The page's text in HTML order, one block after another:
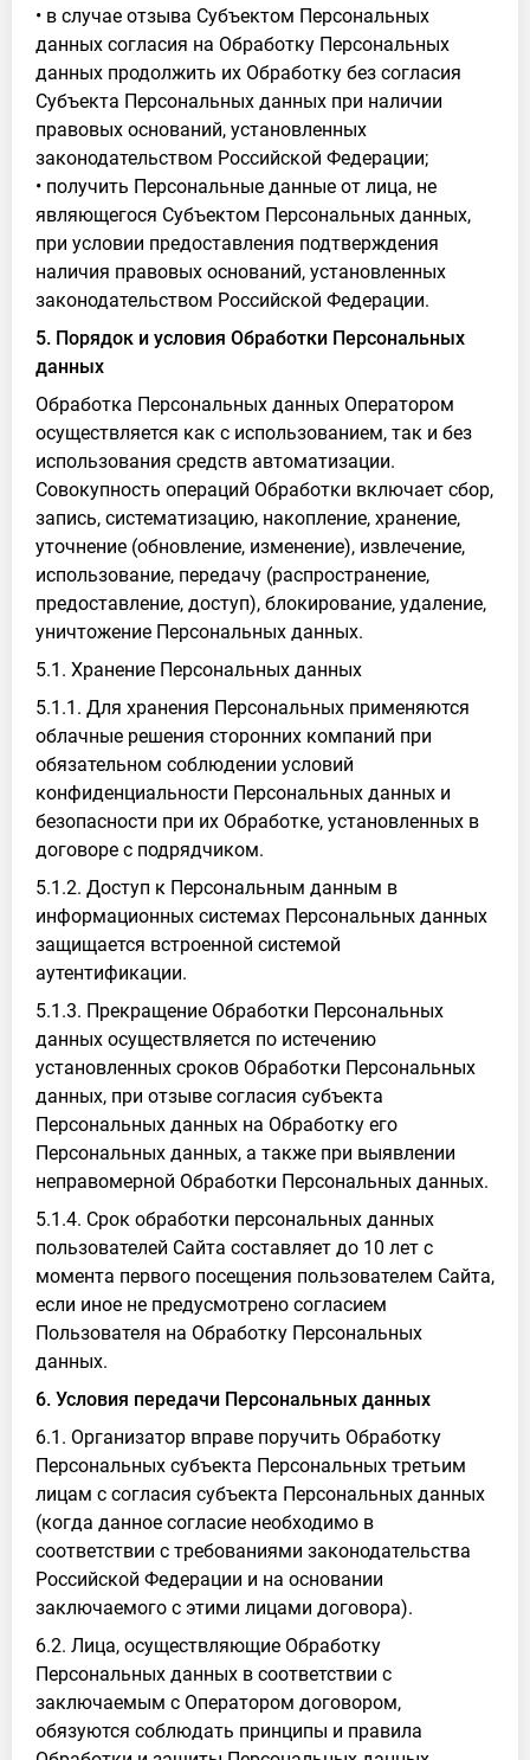
• в случае отзыва Субъектом Персональных
данных согласия на Обработку Персональных
данных продолжить их Обработку без согласия
Субъекта Персональных данных при наличии
правовых оснований, установленных
законодательством Российской Федерации;
• получить Персональные данные от лица, не
являющегося Субъектом Персональных данных,
при условии предоставления подтверждения
наличия правовых оснований, установленных
законодательством Российской Федерации.
5. Порядок и условия Обработки Персональных
данных
Обработка Персональных данных Оператором
осуществляется как с использованием, так и без
использования средств автоматизации.
Совокупность операций Обработки включает сбор,
запись, систематизацию, накопление, хранение,
уточнение (обновление, изменение), извлечение,
использование, передачу (распространение,
предоставление, доступ), блокирование, удаление,
уничтожение Персональных данных.
5.1. Хранение Персональных данных
5.1.1. Для хранения Персональных применяются
облачные решения сторонних компаний при
обязательном соблюдении условий
конфиденциальности Персональных данных и
безопасности при их Обработке, установленных в
договоре с подрядчиком.
5.1.2. Доступ к Персональным данным в
информационных системах Персональных данных
защищается встроенной системой
аутентификации.
5.1.3. Прекращение Обработки Персональных
данных осуществляется по истечению
установленных сроков Обработки Персональных
данных, при отзыве согласия субъекта
Персональных данных на Обработку его
Персональных данных, а также при выявлении
неправомерной Обработки Персональных данных.
5.1.4. Срок обработки персональных данных
пользователей Сайта составляет до 10 лет с
момента первого посещения пользователем Сайта,
если иное не предусмотрено согласием
Пользователя на Обработку Персональных
данных.
6. Условия передачи Персональных данных
6.1. Организатор вправе поручить Обработку
Персональных субъекта Персональных третьим
лицам с согласия субъекта Персональных данных
(когда данное согласие необходимо в
соответствии с требованиями законодательства
Российской Федерации и на основании
заключаемого с этими лицами договора).
6.2. Лица, осуществляющие Обработку
Персональных данных в соответствии с
заключаемым с Оператором договором,
обязуются соблюдать принципы и правила